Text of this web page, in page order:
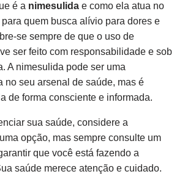
é a nimesulida e como ela atua no
quem busca alívio para dores e
se sempre de que o uso de
ser feito com responsabilidade e sob
A nimesulida pode ser uma
no seu arsenal de saúde, mas é
de forma consciente e informada.
sua saúde, considere a
opção, mas sempre consulte um
que você está fazendo a
saúde merece atenção e cuidado.